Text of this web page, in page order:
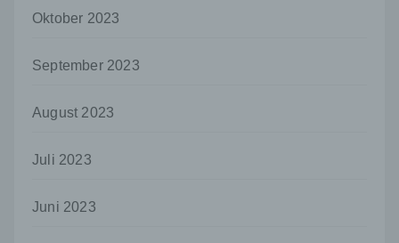
Oktober 2023
September 2023
August 2023
Juli 2023
Juni 2023
das Recht der Mitgliedstaaten vorgegeben,
Kriterien seiner Benennung nach dem
Mitgliedstaaten vorgesehen werden.
Auftragsverarbeiter ist eine natürliche oder
oder andere Stelle, die personenbezogene